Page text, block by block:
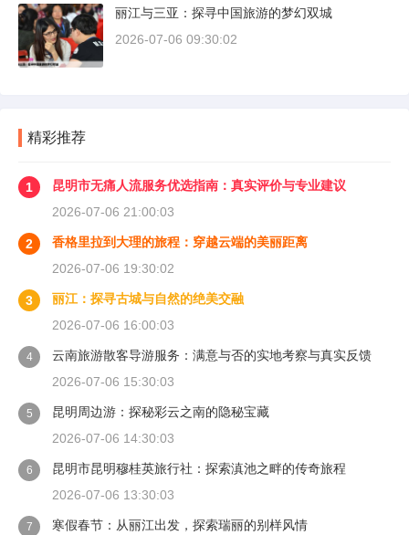
丽江与三亚：探寻中国旅游的梦幻双城
2026-07-06 09:30:02
精彩推荐
1
昆明市无痛人流服务优选指南：真实评价与专业建议
2026-07-06 21:00:03
2
香格里拉到大理的旅程：穿越云端的美丽距离
2026-07-06 19:30:02
3
丽江：探寻古城与自然的绝美交融
2026-07-06 16:00:03
4
云南旅游散客导游服务：满意与否的实地考察与真实反馈
2026-07-06 15:30:03
5
昆明周边游：探秘彩云之南的隐秘宝藏
2026-07-06 14:30:03
6
昆明市昆明穆桂英旅行社：探索滇池之畔的传奇旅程
2026-07-06 13:30:03
7 寒假春节：从丽江出发，探索瑞丽的别样风情